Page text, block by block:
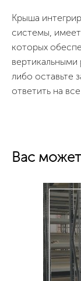
Крыша
системы,
которых
либо оставьте
ответить на
Вас